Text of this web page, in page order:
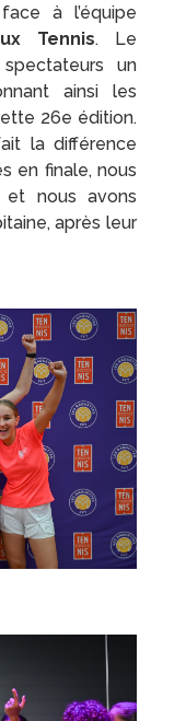
à l’équipe
Tennis. Le
un
ainsi les
26e édition.
la différence
en finale, nous
nous avons
après leur